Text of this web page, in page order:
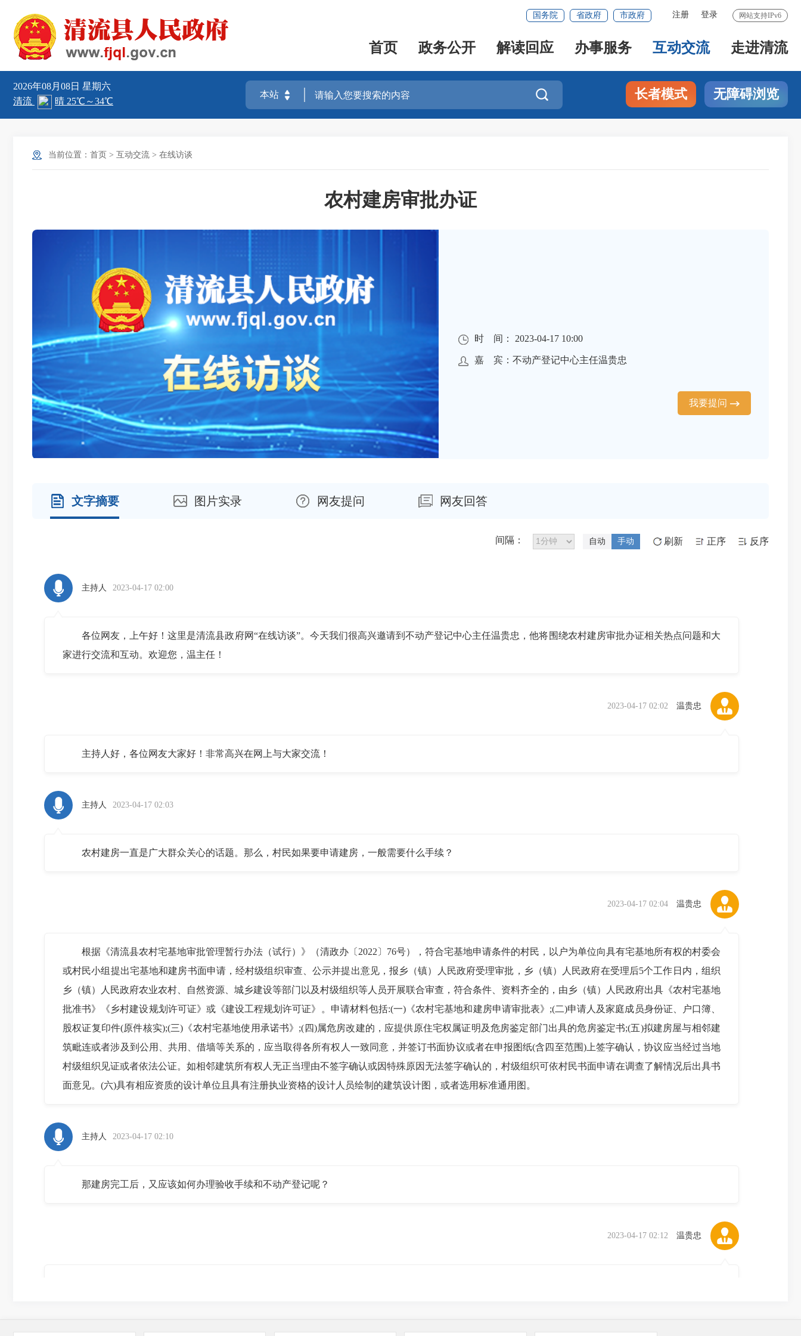
网站支持IPv6
注册 登录
国务院 省政府 市政府
首页 政务公开 解读回应 办事服务 互动交流 走进清流
2026年08月08日 星期六
 长者模式 无障碍浏览
当前位置： 首页 > 互动交流 > 在线访谈
农村建房审批办证
时 间： 2023-04-17 10:00
嘉 宾：不动产登记中心主任温贵忠
我要提问
文字摘要 图片实录 网友提问 网友回答
间隔： 自动 手动 刷新 正序 反序
主持人 2023-04-17 02:00
各位网友，上午好！这里是清流县政府网“在线访谈”。今天我们很高兴邀请到不动产登记中心主任温贵忠，他将围绕农村建房审批办证相关热点问题和大
家进行交流和互动。欢迎您，温主任！
2023-04-17 02:02 温贵忠
主持人好，各位网友大家好！非常高兴在网上与大家交流！
主持人 2023-04-17 02:03
农村建房一直是广大群众关心的话题。那么，村民如果要申请建房，一般需要什么手续？
2023-04-17 02:04 温贵忠
根据《清流县农村宅基地审批管理暂行办法（试行）》（清政办〔2022〕76号），符合宅基地申请条件的村民，以户为单位向具有宅基地所有权的村委会
或村民小组提出宅基地和建房书面申请，经村级组织审查、公示并提出意见，报乡（镇）人民政府受理审批，乡（镇）人民政府在受理后5个工作日内，组织
乡（镇）人民政府农业农村、自然资源、城乡建设等部门以及村级组织等人员开展联合审查，符合条件、资料齐全的，由乡（镇）人民政府出具《农村宅基地
批准书》《乡村建设规划许可证》或《建设工程规划许可证》。申请材料包括:(一)《农村宅基地和建房申请审批表》;(二)申请人及家庭成员身份证、户口簿、
股权证复印件(原件核实);(三)《农村宅基地使用承诺书》;(四)属危房改建的，应提供原住宅权属证明及危房鉴定部门出具的危房鉴定书;(五)拟建房屋与相邻建
筑毗连或者涉及到公用、共用、借墙等关系的，应当取得各所有权人一致同意，并签订书面协议或者在申报图纸(含四至范围)上签字确认，协议应当经过当地
村级组织见证或者依法公证。如相邻建筑所有权人无正当理由不签字确认或因特殊原因无法签字确认的，村级组织可依村民书面申请在调查了解情况后出具书
面意见。(六)具有相应资质的设计单位且具有注册执业资格的设计人员绘制的建筑设计图，或者选用标准通用图。
主持人 2023-04-17 02:10
那建房完工后，又应该如何办理验收手续和不动产登记呢？
2023-04-17 02:12 温贵忠